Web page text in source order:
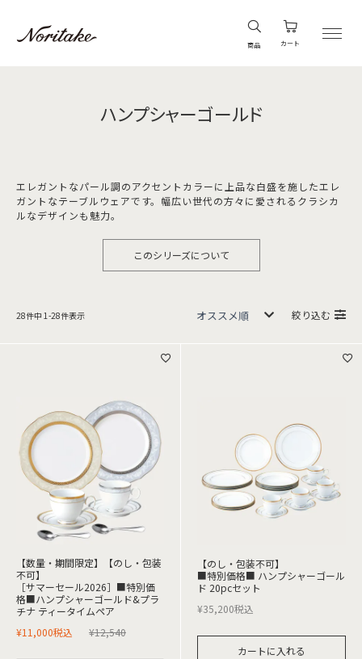
商品 カート
ハンプシャーゴールド
エレガントなパール調のアクセントカラーに上品な白盛を施したエレ
ガントなテーブルウェアです。幅広い世代の方々に愛されるクラシカ
ルなデザインも魅力。
このシリーズについて
28件中 1 -28件表示 絞り込む
【数量・期間限定】【のし・包装
不可】
［サマーセール2026］■特別価
格■ハンプシャーゴールド&プラ
チナ ティータイムペア
¥12,540
¥11,000税込
【のし・包装不可】
■特別価格■ ハンプシャーゴール
ド 20pcセット
¥35,200税込
カートに入れる